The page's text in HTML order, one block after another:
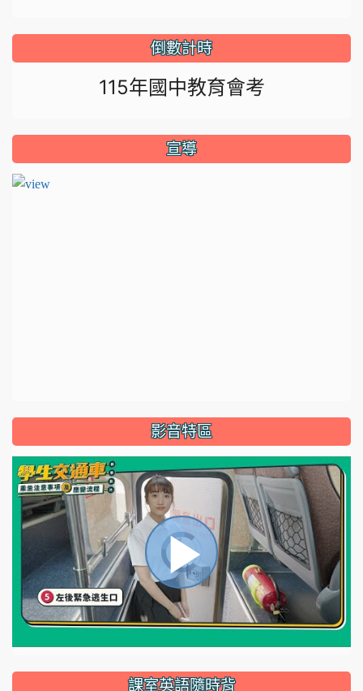
倒數計時
115年國中教育會考
宣導
影音特區
視
頻
播
放
正
播
放
課室英語隨時背